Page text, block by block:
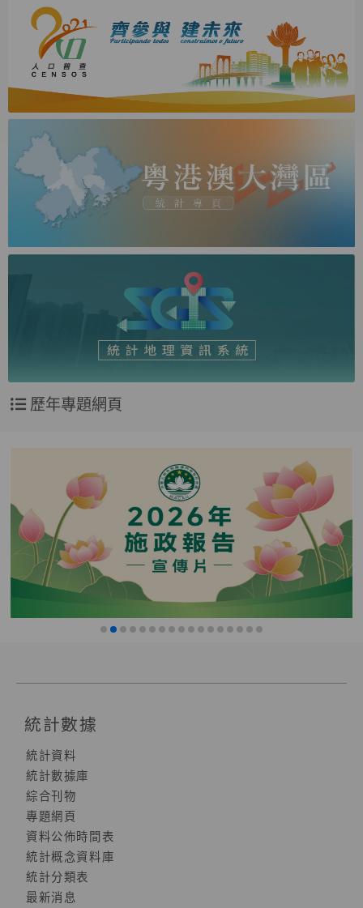
歷年專題網頁
統計數據
統計資料
統計數據庫
綜合刊物
專題網頁
資料公佈時間表
統計概念資料庫
統計分類表
最新消息